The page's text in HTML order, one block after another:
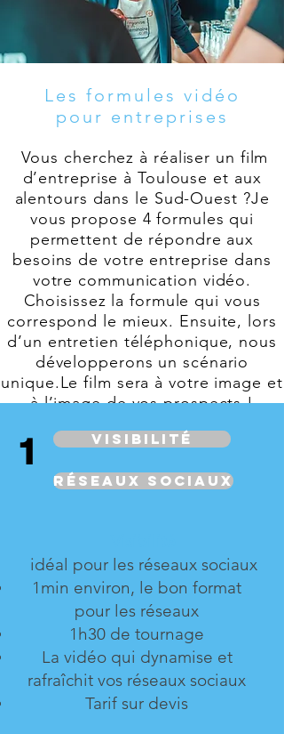
Les formules vidéo
pour entreprises
Vous cherchez à réaliser un film
d’entreprise à Toulouse et aux
alentours dans le Sud-Ouest ?Je
vous propose 4 formules qui
permettent de répondre aux
besoins de votre entreprise dans
votre communication vidéo.
Choisissez la formule qui vous
correspond le mieux. Ensuite, lors
d’un entretien téléphonique, nous
développerons un scénario
unique.Le film sera à votre image et
à l’image de vos prospects !
1 Visibilité
réseaux sociaux
idéal pour les réseaux sociaux
1min environ, le bon format
pour les réseaux
1h30 de tournage
La vidéo qui dynamise et
rafraîchit vos réseaux sociaux
Tarif sur devis